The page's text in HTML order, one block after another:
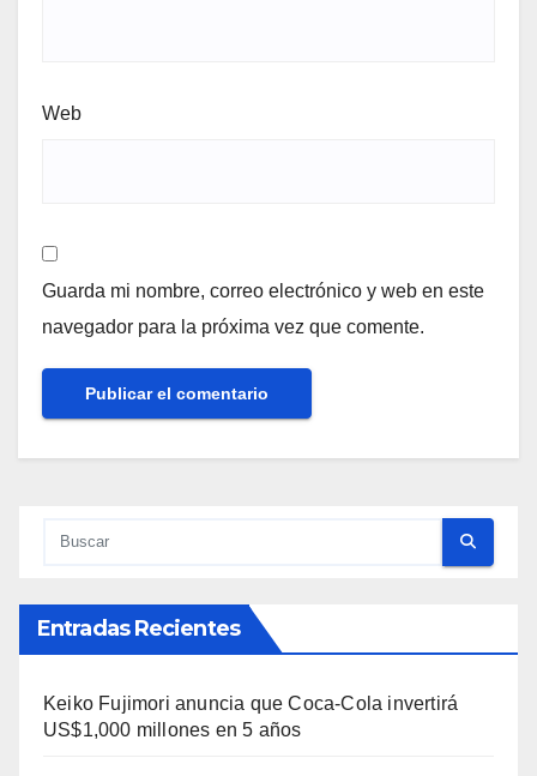
Web
Guarda mi nombre, correo electrónico y web en este
navegador para la próxima vez que comente.
Entradas Recientes
Keiko Fujimori anuncia que Coca-Cola invertirá
US$1,000 millones en 5 años